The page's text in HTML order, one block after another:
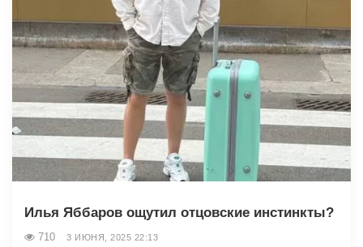
Илья Яббаров ощутил отцовские инстинкты?
710 3 ИЮНЯ, 2025 22:13